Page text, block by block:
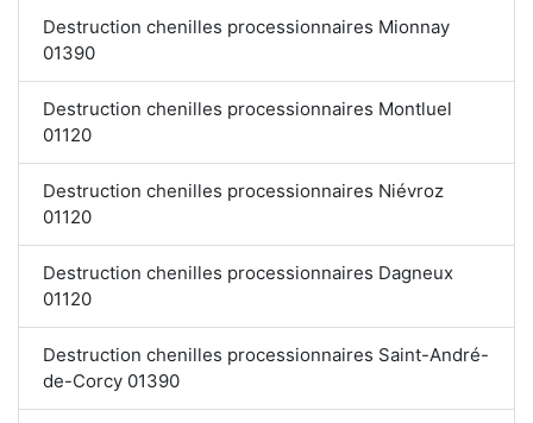
Destruction chenilles processionnaires Mionnay
01390
Destruction chenilles processionnaires Montluel
01120
Destruction chenilles processionnaires Niévroz
01120
Destruction chenilles processionnaires Dagneux
01120
Destruction chenilles processionnaires Saint-André-
de-Corcy 01390